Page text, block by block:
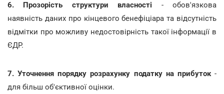
6. Прозорість структури власності - обов'язкова
наявність даних про кінцевого бенефіціара та відсутність
відмітки про можливу недостовірність такої інформації в
ЄДР.
7. Уточнення порядку розрахунку податку на прибуток-
для більш об'єктивної оцінки.